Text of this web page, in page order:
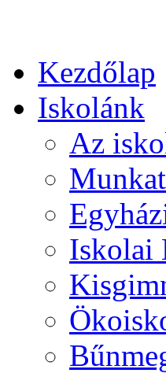
Kezdőlap
Iskolánk
Az
Iskolai